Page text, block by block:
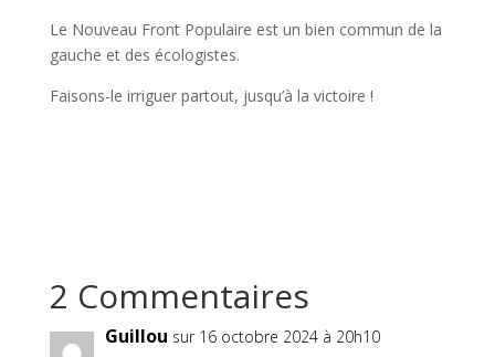
Le Nouveau Front Populaire est un bien commun de la
gauche et des écologistes.
Faisons-le irriguer partout, jusqu’à la victoire !
2 Commentaires
Guillou sur 16 octobre 2024 à 20h10